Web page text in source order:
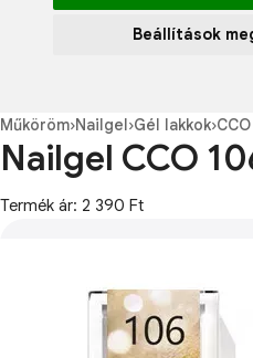
Beállítások
Műköröm›Nailgel›Gél lakkok›CCO
Nailgel CCO
Termék ár: 2 390 Ft